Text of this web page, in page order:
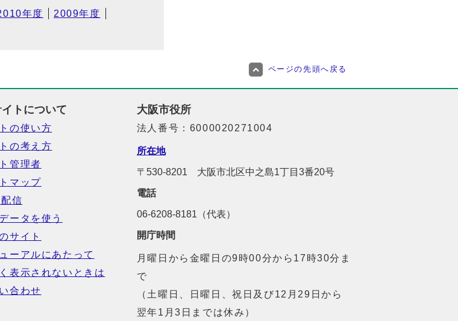
年度 2009年度
ページの先頭へ戻る
トについて
の使い方
の考え方
管理者
マップ
信
ータを使う
サイト
ーアルにあたって
表示されないときは
合わせ
大阪市役所
法人番号：6000020271004
所在地
〒530-8201 大阪市北区中之島1丁目3番20号
電話
06-6208-8181（代表）
開庁時間
月曜日から金曜日の9時00分から17時30分ま
で
（土曜日、日曜日、祝日及び12月29日から
翌年1月3日までは休み）